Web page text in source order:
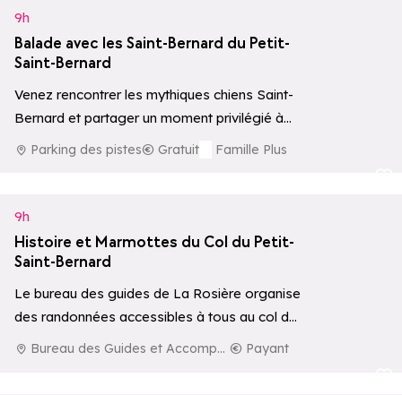
9h
Balade avec les Saint-Bernard du Petit-
Saint-Bernard
Venez rencontrer les mythiques chiens Saint-
Bernard et partager un moment privilégié à
leurs côtés, avec possibilité de balade
Parking des pistes Gratuit
Famille Plus
9h
Histoire et Marmottes du Col du Petit-
Saint-Bernard
Le bureau des guides de La Rosière organise
des randonnées accessibles à tous au col du
Petit-Saint-Bernard, alliant découverte des…
Bureau des Guides et Accompagnateurs de La Rosière
Payant